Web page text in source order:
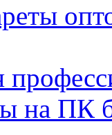
на ПК